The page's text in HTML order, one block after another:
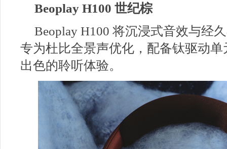
Beoplay H100 世纪棕
Beoplay H100 将沉浸式音效与经
专为杜比全景声优化，配备钛驱动
出色的聆听体验。